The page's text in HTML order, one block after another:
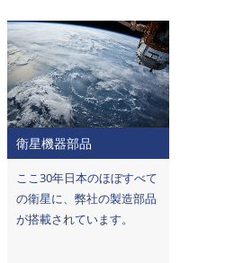
衛星機器部品
ここ30年日本のほぼすべて
の衛星に、弊社の製造部品
が搭載されています。